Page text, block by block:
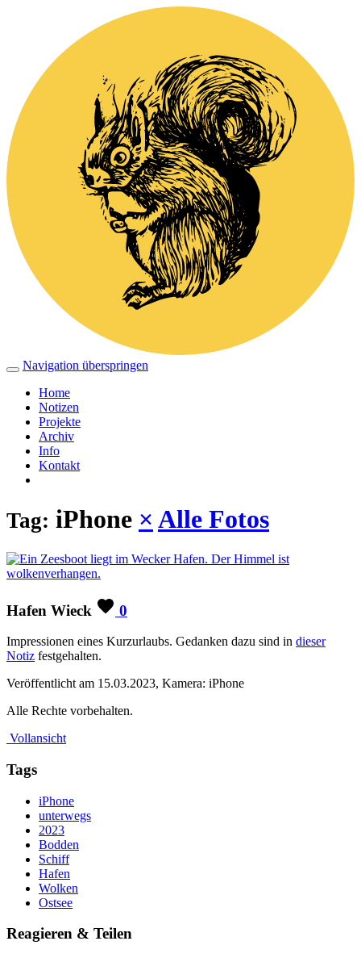
Navigation überspringen
Home
Notizen
Projekte
Archiv
Info
Kontakt
Tag: iPhone × Alle Fotos
Hafen Wieck 0
Impressionen eines Kurzurlaubs. Gedanken dazu sind in dieser
Notiz festgehalten.
Veröffentlicht am 15.03.2023, Kamera: iPhone
Alle Rechte vorbehalten.
Vollansicht
Tags
iPhone
unterwegs
2023
Bodden
Schiff
Hafen
Wolken
Ostsee
Reagieren & Teilen